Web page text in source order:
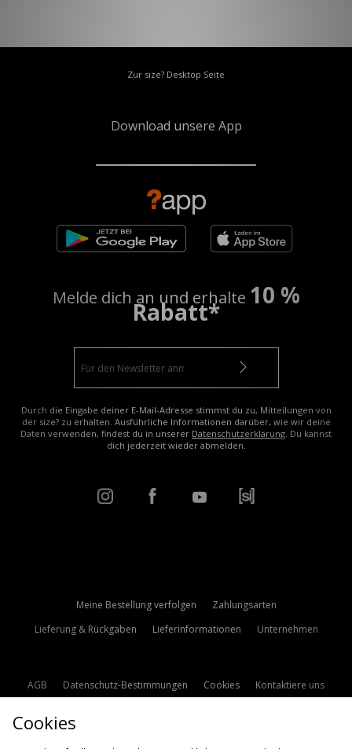
Zur size? Desktop Seite
Download unsere App
Melde dich an und erhalte 10 %
Rabatt*
Durch die Eingabe deiner E-Mail-Adresse stimmst du zu, Mitteilungen von
der size? zu erhalten. Ausführliche Informationen darüber, wie wir deine
Daten verwenden, findest du in unserer Datenschutzerklärung. Du kannst
dich jederzeit wieder abmelden.
Meine Bestellung verfolgen
Zahlungsarten
Lieferung & Rückgaben
Lieferinformationen Unternehmen
AGB Datenschutz-Bestimmungen Cookies
Kontaktiere uns
Cookies